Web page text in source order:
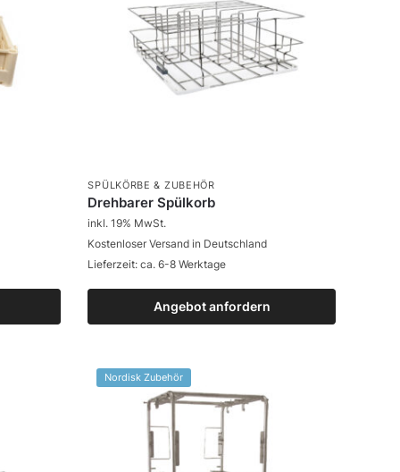
SPÜLKÖRBE & ZUBEHÖR
Drehbarer Spülkorb
Zum Produkt
Angebot anfordern
inkl. 19% MwSt.
Kostenloser Versand in Deutschland
Lieferzeit: ca. 6-8 Werktage
Nordisk Zubehör